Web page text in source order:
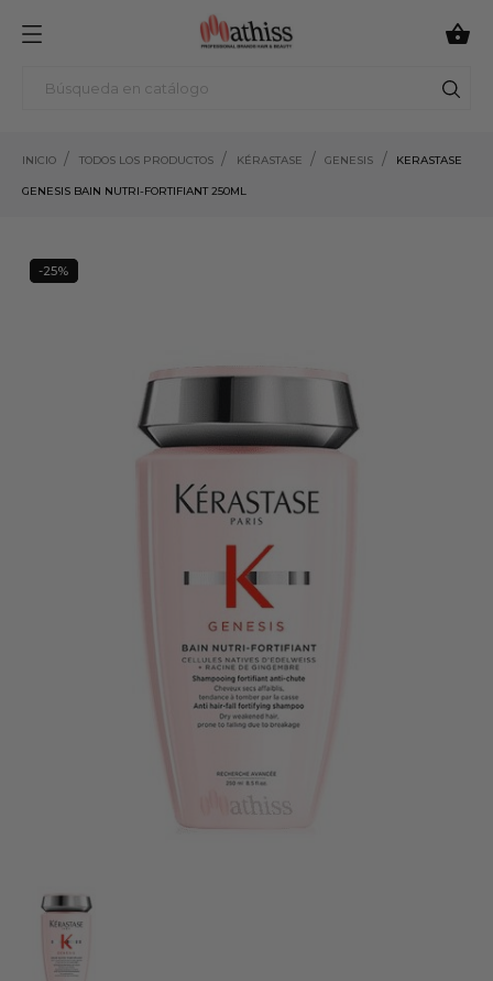

INICIO TODOS LOS PRODUCTOS KÉRASTASE GENESIS KERASTASE
GENESIS BAIN NUTRI-FORTIFIANT 250ML
25%
-25%